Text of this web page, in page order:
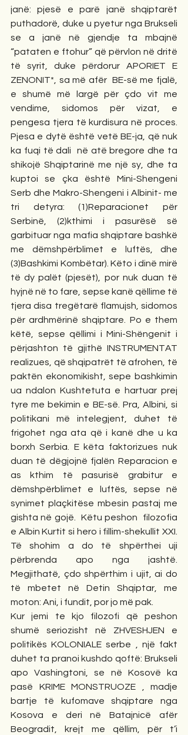
janë: pjesë e parë janë shqiptarët
puthadorë, duke u pyetur nga Brukseli
se a janë në gjendje ta mbajnë
“pataten e ftohur” që përvlon në dritë
të syrit, duke përdorur APORIET E
ZENONIT*, sa më afër  BE-së me fjalë,
e shumë më largë për çdo vit me
vendime, sidomos për vizat, e
pengesa tjera të kurdisura në proces.
Pjesa e dytë është vetë BE-ja, që nuk
ka fuqi të dali  në atë bregore dhe ta
shikojë Shqiptarinë me një sy, dhe ta
kuptoi se çka është Mini-Shengeni
Serb dhe Makro-Shengeni i Albinit- me
tri detyra: (1)Reparacionet për
Serbinë, (2)kthimi i pasurësë së
garbituar nga mafia shqiptare bashkë
me dëmshpërblimet e luftës, dhe
(3)Bashkimi Kombëtar). Këto i dinë mirë
të dy palët (pjesët), por nuk duan të
hyjnë në to fare, sepse kanë qëllime të
tjera disa tregëtarë flamujsh, sidomos
për ardhmërinë shqiptare. Po e them
këtë, sepse qëllimi i Mini-Shëngenit i
përjashton të gjithë INSTRUMENTAT
realizues, që shqipatrët të afrohen, të
paktën ekonomikisht, sepe bashkimin
ua ndalon Kushtetuta e hartuar prej
tyre me bekimin e BE-së. Pra, Albini, si
politikani më intelegjent, duhet të
frigohet nga ata që i kanë dhe u ka
borxh Serbia. E këta faktorizues nuk
duan të dëgjojnë fjalën Reparacion e
as kthim të pasurisë grabitur e
dëmshpërblimet e luftës, sepse në
synimet plaçkitëse mbesin pastaj me
gishta në gojë.  Këtu peshon  filozofia
e Albin Kurtit si hero i fillim-shekullit XXI.
Të shohim a do të shpërthei uji
përbrenda apo nga jashtë.
Megjithatë, çdo shpërthim i ujit, ai do
të mbetet në Detin Shqiptar, me
moton: Ani, i fundit, por jo më pak.
Kur jemi te kjo filozofi që peshon
shumë seriozisht në ZHVESHJEN e
politikës KOLONIALE serbe , një fakt
duhet ta pranoi kushdo qoftë: Brukseli
apo Vashingtoni, se në Kosovë ka
pasë KRIME MONSTRUOZE , madje
bartje të kufomave shqiptare nga
Kosova e deri në Batajnicë afër
Beogradit, krejt me qëllim, për t’i